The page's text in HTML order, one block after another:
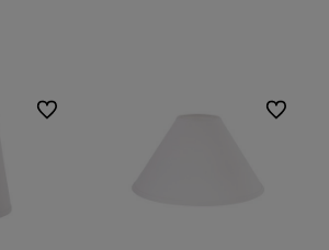
Do ulubionych Do